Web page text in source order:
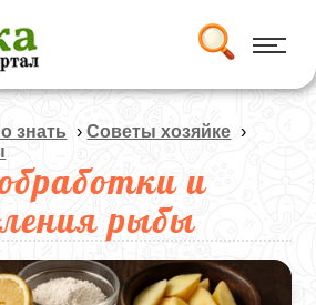
знать ›Советы хозяйке ›
и
рыбы